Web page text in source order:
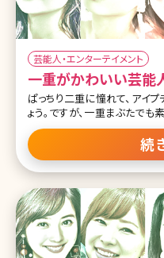
芸能人・エンターテイメント
一重がかわいい芸能
ぱっちり二重に憧れて、アイ
ょう。ですが、一重まぶたで
優にも美人やかわいいという
です! そこで今回は、一重で
でご紹介していきましょう。 第1位吉高由里子 掴みどころのない雰囲
気やハスキーボイスで、20代
のに一役買ってくれているの
ちり二重でも可愛いのは変わ
女の魅力が最大限発揮されていると言
http
続